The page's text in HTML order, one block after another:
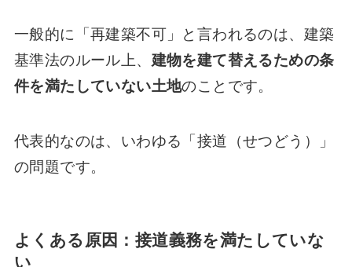
一般的に「再建築不可」と言われるのは、建築
基準法のルール上、 建物を建て替えるための条
件を満たしていない土地のことです。
代表的なのは、いわゆる「接道（せつどう）」
の問題です。
よくある原因：接道義務を満たしていな
い